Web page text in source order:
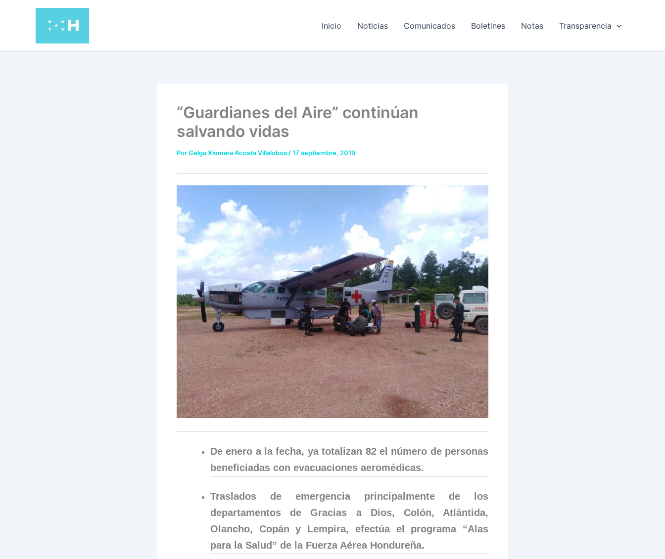
Inicio Noticias Comunicados Boletines Notas Transparencia
“Guardianes del Aire” continúan
salvando vidas
PorGelga Xiomara Acosta Villalobos /17 septiembre, 2019
De enero a la fecha, ya totalizan 82 el número de personas
beneficiadas con evacuaciones aeromédicas.
Traslados de emergencia principalmente de los
departamentos de Gracias a Dios, Colón, Atlántida,
Olancho, Copán y Lempira, efectúa el programa “Alas
para la Salud” de la Fuerza Aérea Hondureña.